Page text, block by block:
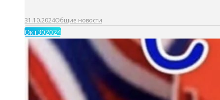
31.10.2024Общие новости
Окт302024